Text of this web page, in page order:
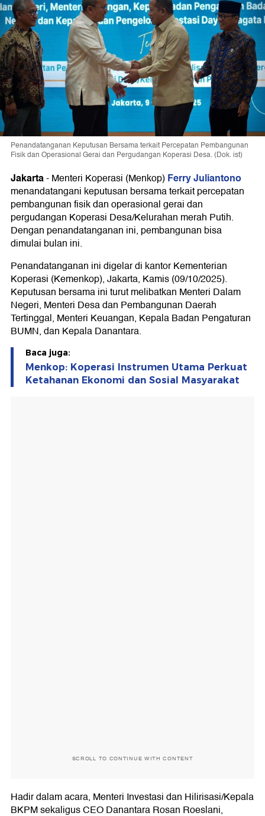
Penandatanganan Keputusan Bersama terkait Percepatan Pembangunan
Fisik dan Operasional Gerai dan Pergudangan Koperasi Desa. (Dok. ist)
Jakarta-Menteri Koperasi (Menkop)Ferry Juliantono
menandatangani keputusan bersama terkait percepatan
pembangunan fisik dan operasional gerai dan
pergudangan Koperasi Desa/Kelurahan merah Putih.
Dengan penandatanganan ini, pembangunan bisa
dimulai bulan ini.
Penandatanganan ini digelar di kantor Kementerian
Koperasi (Kemenkop), Jakarta, Kamis (09/10/2025).
Keputusan bersama ini turut melibatkan Menteri Dalam
Negeri, Menteri Desa dan Pembangunan Daerah
Tertinggal, Menteri Keuangan, Kepala Badan Pengaturan
BUMN, dan Kepala Danantara.
Baca juga:
Menkop: Koperasi Instrumen Utama Perkuat
Ketahanan Ekonomi dan Sosial Masyarakat
SCROLL TO CONTINUE WITH CONTENT
Hadir dalam acara, Menteri Investasi dan Hilirisasi/Kepala
BKPM sekaligus CEO Danantara Rosan Roeslani,